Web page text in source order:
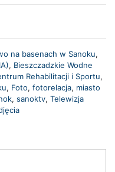
na basenach w Sanoku,
, Bieszczadzkie Wodne
Rehabilitacji i Sportu,
, Foto, fotorelacja, miasto
, sanoktv, Telewizja